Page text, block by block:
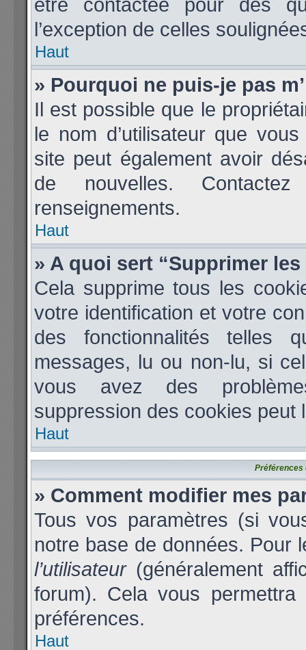
l’exception de celles
Haut
» Pourquoi ne puis-je pas
Il est possible que le
le nom d’utilisateur que
site peut également avoir
de nouvelles.
renseignements.
Haut
» A quoi sert “Supprimer
Cela supprime tous les
votre identification et votre
des fonctionnalités telles
messages, lu ou non-lu, si
vous avez des
suppression des cookies peut
Haut
Préférences
» Comment modifier mes
Tous vos paramètres (si
notre base de données. Pour
l’utilisateur(généralement
forum). Cela vous
préférences.
Haut